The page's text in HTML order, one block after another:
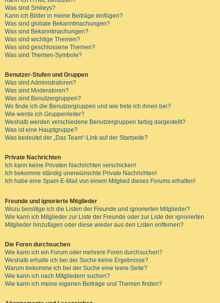
Was sind Smileys?
Kann ich Bilder in meine Beiträge einfügen?
Was sind globale Bekanntmachungen?
Was sind Bekanntmachungen?
Was sind wichtige Themen?
Was sind geschlossene Themen?
Was sind Themen-Symbole?
Benutzer-Stufen und Gruppen
Was sind Administratoren?
Was sind Moderatoren?
Was sind Benutzergruppen?
Wo finde ich die Benutzergruppen und wie trete ich ihnen bei?
Wie werde ich Gruppenleiter?
Weshalb werden verschiedene Benutzergruppen farbig dargestellt?
Was ist eine Hauptgruppe?
Was bedeutet der „Das Team“-Link auf der Startseite?
Private Nachrichten
Ich kann keine Privaten Nachrichten verschicken!
Ich bekomme ständig unerwünschte Private Nachrichten!
Ich habe eine Spam-E-Mail von einem Mitglied dieses Forums erhalten!
Freunde und ignorierte Mitglieder
Wozu benötige ich die Listen der Freunde und ignorierten Mitglieder?
Wie kann ich Mitglieder zur Liste der Freunde oder zur Liste der ignorierten
Mitglieder hinzufügen oder diese wieder aus den Listen entfernen?
Die Foren durchsuchen
Wie kann ich ein Forum oder mehrere Foren durchsuchen?
Weshalb erhalte ich bei der Suche keine Ergebnisse?
Warum bekomme ich bei der Suche eine leere Seite?
Wie kann ich nach Mitgliedern suchen?
Wie kann ich meine eigenen Beiträge und Themen finden?